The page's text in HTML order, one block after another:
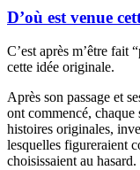
D’où est venue
C’est après m’être fait
cette idée originale.
Après son passage et
ont commencé,
histoires originales,
lesquelles figureraient
choisissaient au hasard.